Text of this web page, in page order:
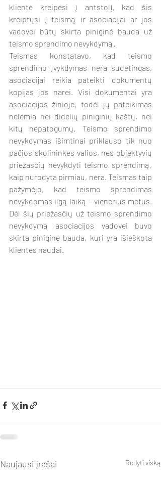
klientė kreipėsi į antstolį, kad šis
kreiptųsi į teismą ir asociacijai ar jos
vadovei būtų skirta piniginė bauda už
teismo sprendimo nevykdymą.
Teismas konstatavo, kad teismo
sprendimo įvykdymas nėra sudėtingas,
asociacijai reikia pateikti dokumentų
kopijas jos narei. Visi dokumentai yra
asociacijos žinioje, todėl jų pateikimas
nelemia nei didelių piniginių kaštų, nei
kitų nepatogumų. Teismo sprendimo
nevykdymas išimtinai priklauso tik nuo
pačios skolininkės valios, nes objektyvių
priežasčių nevykdyti teismo sprendimą,
kaip nurodyta pirmiau, nėra. Teismas taip
pažymėjo, kad teismo sprendimas
nevykdomas ilgą laiką – vienerius metus.
Dėl šių priežasčių už teismo sprendimo
nevykdymą asociacijos vadovei buvo
skirta piniginė bauda, kuri yra išieškota
klientės naudai.
Naujausi įrašai Rodyti viską